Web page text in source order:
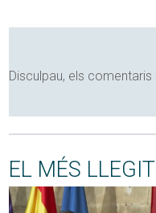
Disculpau, els
EL MÉS LLEGIT